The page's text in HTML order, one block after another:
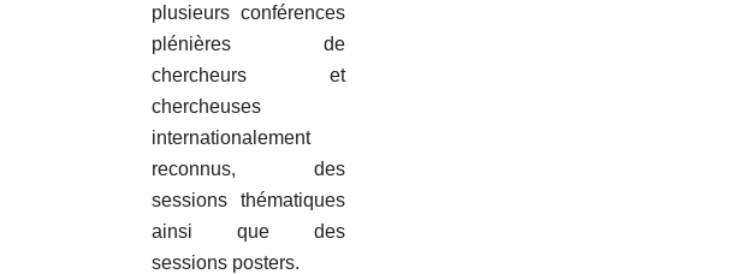
plusieurs conférences
plénières de
chercheurs et
chercheuses
internationalement
reconnus, des
sessions thématiques
ainsi que des
sessions posters.